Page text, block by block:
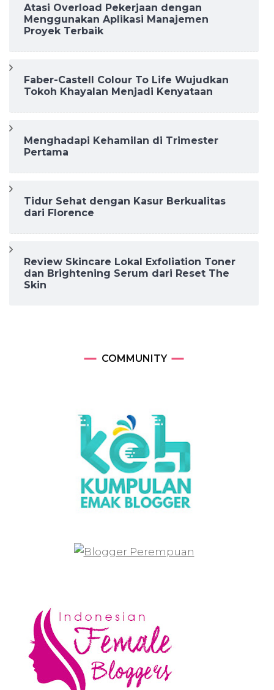
Atasi Overload Pekerjaan dengan
Menggunakan Aplikasi Manajemen
Proyek Terbaik
Faber-Castell Colour To Life Wujudkan
Tokoh Khayalan Menjadi Kenyataan
Menghadapi Kehamilan di Trimester
Pertama
Tidur Sehat dengan Kasur Berkualitas
dari Florence
Review Skincare Lokal Exfoliation Toner
dan Brightening Serum dari Reset The
Skin
COMMUNITY